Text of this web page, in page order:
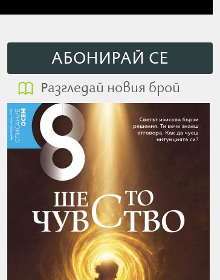
АБОНИРАЙ СE
Разгледай новия брой